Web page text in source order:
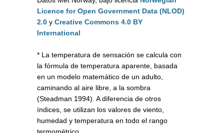
Licence for Open Government Data (NLOD)
2.0 y Creative Commons 4.0 BY
International
* La temperatura de sensación se calcula con
la fórmula de temperatura aparente, basada
en un modelo matemático de un adulto,
caminando al aire libre, a la sombra
(Steadman 1994). A diferencia de otros
índices, se utilizan los valores de viento,
humedad y temperatura en todo el rango